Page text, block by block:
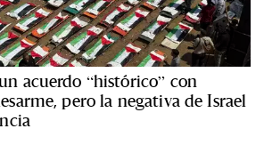
acuerdo “histórico” con
pero la negativa de Israel